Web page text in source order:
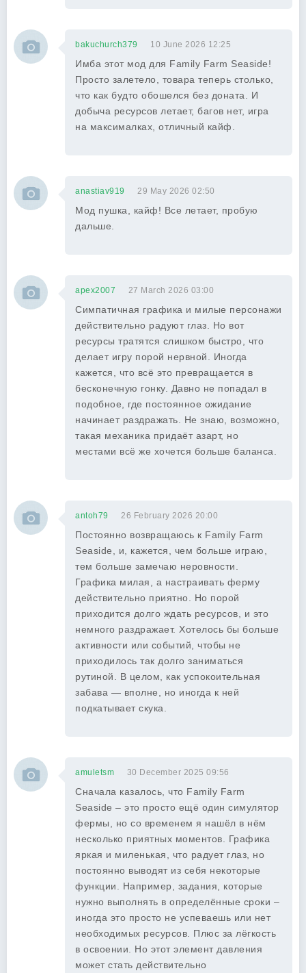
bakuchurch379 10 June 2026 12:25
Имба этот мод для Family Farm Seaside!
Просто залетело, товара теперь столько,
что как будто обошелся без доната. И
добыча ресурсов летает, багов нет, игра
на максималках, отличный кайф.
anastiav919 29 May 2026 02:50
Мод пушка, кайф! Все летает, пробую
дальше.
apex2007 27 March 2026 03:00
Симпатичная графика и милые персонажи
действительно радуют глаз. Но вот
ресурсы тратятся слишком быстро, что
делает игру порой нервной. Иногда
кажется, что всё это превращается в
бесконечную гонку. Давно не попадал в
подобное, где постоянное ожидание
начинает раздражать. Не знаю, возможно,
такая механика придаёт азарт, но
местами всё же хочется больше баланса.
antoh79 26 February 2026 20:00
Постоянно возвращаюсь к Family Farm
Seaside, и, кажется, чем больше играю,
тем больше замечаю неровности.
Графика милая, а настраивать ферму
действительно приятно. Но порой
приходится долго ждать ресурсов, и это
немного раздражает. Хотелось бы больше
активности или событий, чтобы не
приходилось так долго заниматься
рутиной. В целом, как успокоительная
забава — вполне, но иногда к ней
подкатывает скука.
amuletsm 30 December 2025 09:56
Сначала казалось, что Family Farm
Seaside – это просто ещё один симулятор
фермы, но со временем я нашёл в нём
несколько приятных моментов. Графика
яркая и миленькая, что радует глаз, но
постоянно выводят из себя некоторые
функции. Например, задания, которые
нужно выполнять в определённые сроки –
иногда это просто не успеваешь или нет
необходимых ресурсов. Плюс за лёгкость
в освоении. Но этот элемент давления
может стать действительно